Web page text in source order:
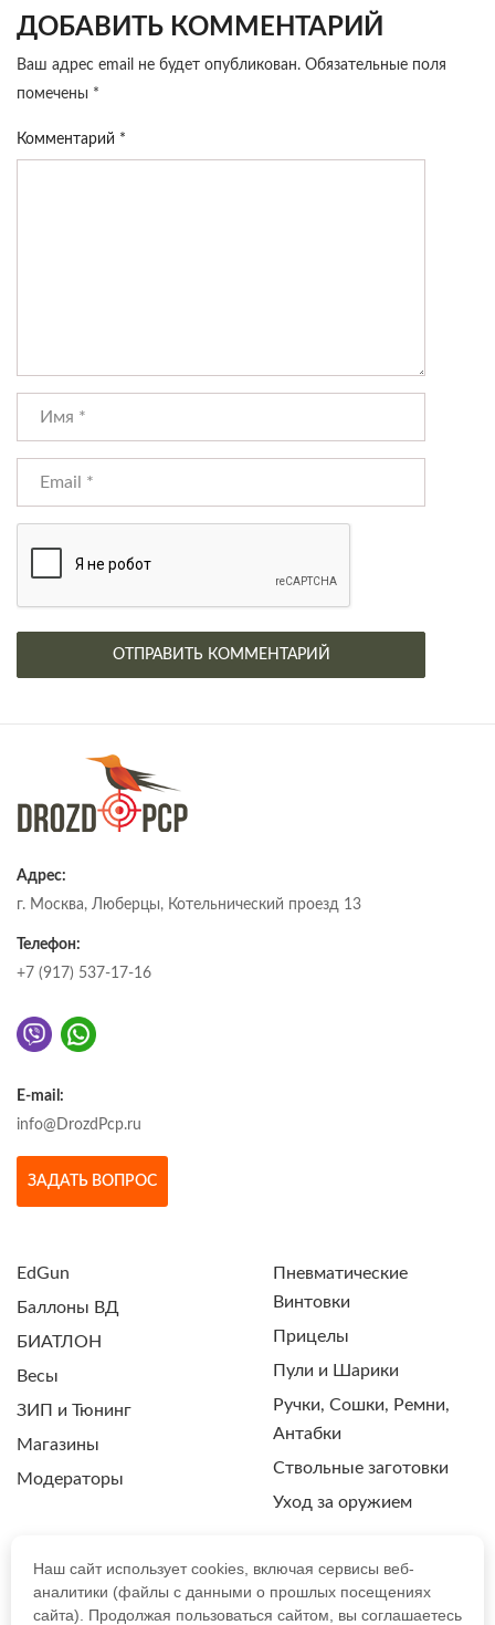
ДОБАВИТЬ КОММЕНТАРИЙ
Ваш адрес email не будет опубликован. Обязательные поля
помечены *
Комментарий *
Адрес:
г. Москва, Люберцы, Котельнический проезд 13
Телефон:
+7 (917) 537-17-16
E-mail:
info@DrozdPcp.ru
ЗАДАТЬ ВОПРОС
EdGun
Баллоны ВД
БИАТЛОН
Весы
ЗИП и Тюнинг
Магазины
Модераторы
Пневматические
Винтовки
Прицелы
Пули и Шарики
Ручки, Сошки, Ремни,
Антабки
Ствольные заготовки
Уход за оружием
ПОЛИТИКА КОНФИДЕНЦИАЛЬНОСТИ
Наш сайт использует cookies, включая сервисы веб-
аналитики (файлы с данными о прошлых посещениях
сайта). Продолжая пользоваться сайтом, вы соглашаетесь